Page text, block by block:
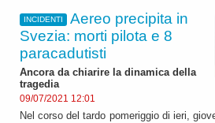
INCIDENTI
Aereo precipita in
Svezia: morti pilota e 8
paracadutisti
Ancora da chiarire la dinamica della
tragedia
09/07/2021 12:01
Nel corso del tardo pomeriggio di ieri,